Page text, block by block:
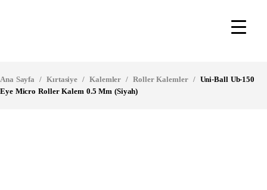
Ana Sayfa / Kırtasiye / Kalemler / Roller Kalemler / Uni-Ball Ub-150
Eye Micro Roller Kalem 0.5 Mm (Siyah)